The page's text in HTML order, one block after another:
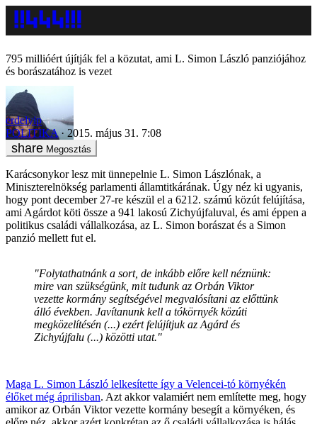
795 millióért újítják fel a közutat, ami L. Simon László panziójához
és borászatához is vezet
erdelyip
POLITIKA
2015. május 31. 7:08
Megosztás
Karácsonykor lesz mit ünnepelnie L. Simon Lászlónak, a
Miniszterelnökség parlamenti államtitkárának. Úgy néz ki ugyanis,
hogy pont december 27-re készül el a 6212. számú közút felújítása,
ami Agárdot köti össze a 941 lakosú Zichyújfaluval, és ami éppen a
politikus családi vállalkozása, az L. Simon borászat és a Simon
panzió mellett fut el.
"Folytathatnánk a sort, de inkább előre kell néznünk:
mire van szükségünk, mit tudunk az Orbán Viktor
vezette kormány segítségével megvalósítani az előttünk
álló években. Javítanunk kell a tókörnyék közúti
megközelítésén (...) ezért felújítjuk az Agárd és
Zichyújfalu (...) közötti utat."
Maga L. Simon László lelkesítette így a Velencei-tó környékén
élőket még áprilisban. Azt akkor valamiért nem említette meg, hogy
amikor az Orbán Viktor vezette kormány besegít a környéken, és